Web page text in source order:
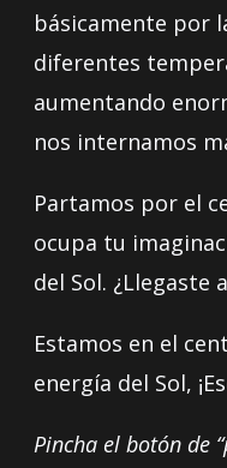
básicamente por
diferentes
aumentando
nos internamos
Partamos por el
ocupa tu
del Sol. ¿Llegaste
Estamos en el
energía del Sol,
Pincha el botón de